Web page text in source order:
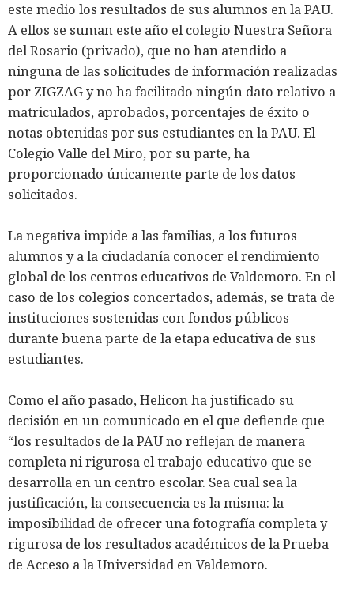
este medio los resultados de sus alumnos en la PAU.
A ellos se suman este año el colegio Nuestra Señora
del Rosario (privado), que no han atendido a
ninguna de las solicitudes de información realizadas
por ZIGZAG y no ha facilitado ningún dato relativo a
matriculados, aprobados, porcentajes de éxito o
notas obtenidas por sus estudiantes en la PAU. El
Colegio Valle del Miro, por su parte, ha
proporcionado únicamente parte de los datos
solicitados.
La negativa impide a las familias, a los futuros
alumnos y a la ciudadanía conocer el rendimiento
global de los centros educativos de Valdemoro. En el
caso de los colegios concertados, además, se trata de
instituciones sostenidas con fondos públicos
durante buena parte de la etapa educativa de sus
estudiantes.
Como el año pasado, Helicon ha justificado su
decisión en un comunicado en el que defiende que
“los resultados de la PAU no reflejan de manera
completa ni rigurosa el trabajo educativo que se
desarrolla en un centro escolar. Sea cual sea la
justificación, la consecuencia es la misma: la
imposibilidad de ofrecer una fotografía completa y
rigurosa de los resultados académicos de la Prueba
de Acceso a la Universidad en Valdemoro.